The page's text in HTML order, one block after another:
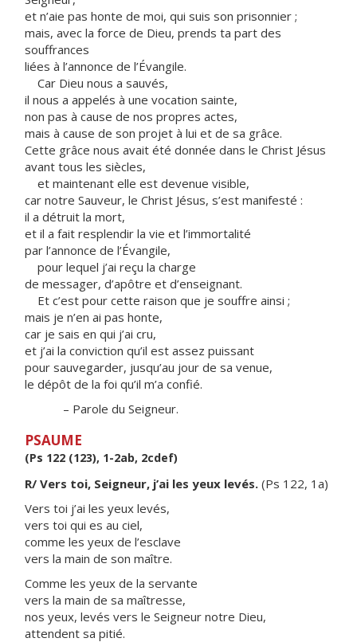
et n’aie pas honte de moi, qui suis son prisonnier ;
mais, avec la force de Dieu, prends ta part des
souffrances
liées à l’annonce de l’Évangile.
Car Dieu nous a sauvés,
il nous a appelés à une vocation sainte,
non pas à cause de nos propres actes,
mais à cause de son projet à lui et de sa grâce.
Cette grâce nous avait été donnée dans le Christ Jésus
avant tous les siècles,
et maintenant elle est devenue visible,
car notre Sauveur, le Christ Jésus, s’est manifesté :
il a détruit la mort,
et il a fait resplendir la vie et l’immortalité
par l’annonce de l’Évangile,
pour lequel j’ai reçu la charge
de messager, d’apôtre et d’enseignant.
Et c’est pour cette raison que je souffre ainsi ;
mais je n’en ai pas honte,
car je sais en qui j’ai cru,
et j’ai la conviction qu’il est assez puissant
pour sauvegarder, jusqu’au jour de sa venue,
le dépôt de la foi qu’il m’a confié.
– Parole du Seigneur.
PSAUME
(Ps 122 (123), 1-2ab, 2cdef)
R/ Vers toi, Seigneur, j’ai les yeux levés. (Ps 122, 1a)
Vers toi j’ai les yeux levés,
vers toi qui es au ciel,
comme les yeux de l’esclave
vers la main de son maître.
Comme les yeux de la servante
vers la main de sa maîtresse,
nos yeux, levés vers le Seigneur notre Dieu,
attendent sa pitié.